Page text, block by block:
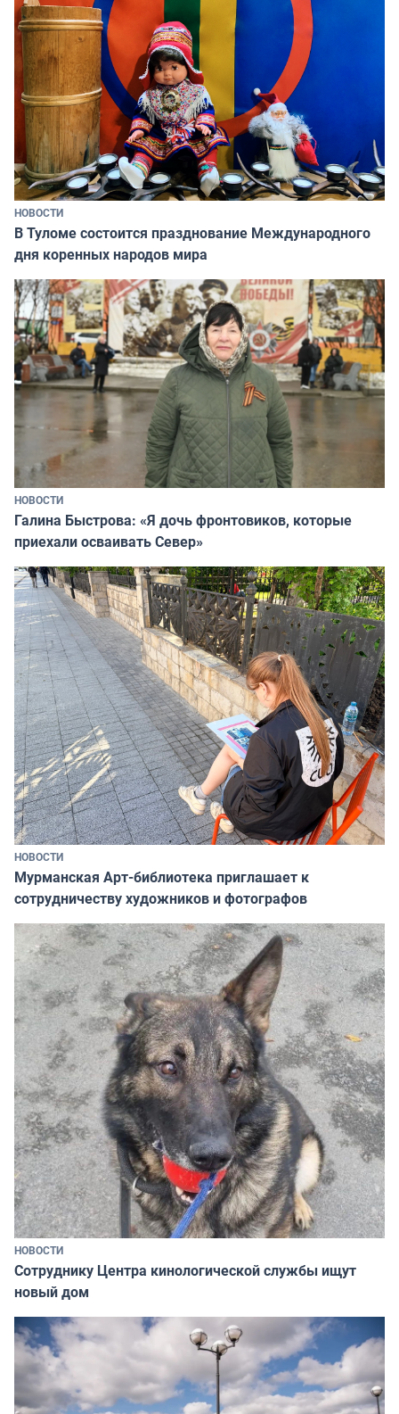
НОВОСТИ
В Туломе состоится празднование Международного
дня коренных народов мира
НОВОСТИ
Галина Быстрова: «Я дочь фронтовиков, которые
приехали осваивать Север»
НОВОСТИ
Мурманская Арт-библиотека приглашает к
сотрудничеству художников и фотографов
НОВОСТИ
Сотруднику Центра кинологической службы ищут
новый дом